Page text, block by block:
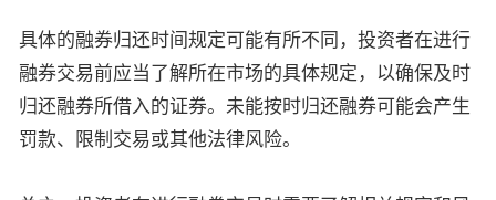
具体的融券归还时间规定可能有所不同，投资者在进行
融券交易前应当了解所在市场的具体规定，以确保及时
归还融券所借入的证券。未能按时归还融券可能会产生
罚款、限制交易或其他法律风险。